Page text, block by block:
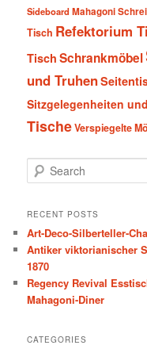
SideboardMahagoni
Tisch Refektorium
Tisch Schrankmöbel
und Truhen
Sitzgelegenheiten
TischeVerspiegelte
e
r
h
RECENT POSTS
Art-Deco-Silberteller-
Antiker viktorianischer
1870
Regency Revival
Mahagoni-Diner
CATEGORIES